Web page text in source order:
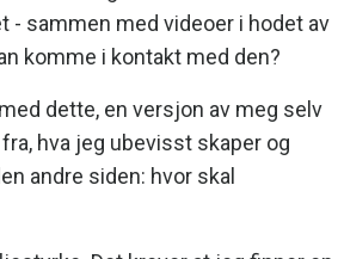
- sammen med videoer i hodet av
komme i kontakt med den?
dette, en versjon av meg selv
hva jeg ubevisst skaper og
andre siden: hvor skal